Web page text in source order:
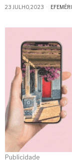
23 JULHO, 2023
Publicidade